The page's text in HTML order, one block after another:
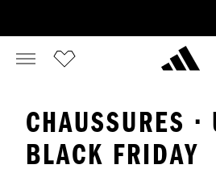
CHAUSSURES ·
BLACK FRIDAY